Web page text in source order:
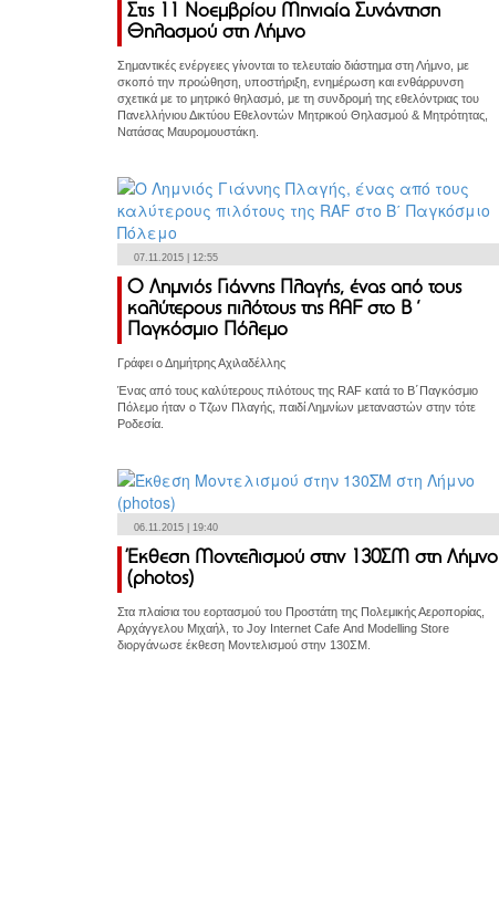
Στις 11 Νοεμβρίου Μηνιαία Συνάντηση
Θηλασμού στη Λήμνο
Σημαντικές ενέργειες γίνονται το τελευταίο διάστημα στη Λήμνο, με
σκοπό την προώθηση, υποστήριξη, ενημέρωση και ενθάρρυνση
σχετικά με το μητρικό θηλασμό, με τη συνδρομή της εθελόντριας του
Πανελλήνιου Δικτύου Εθελοντών Μητρικού Θηλασμού & Μητρότητας,
Νατάσας Μαυρομουστάκη.
07.11.2015 | 12:55
Ο Λημνιός Γιάννης Πλαγής, ένας από τους
καλύτερους πιλότους της RAF στο Β΄
Παγκόσμιο Πόλεμο
Γράφει ο Δημήτρης Αχιλαδέλλης
Ένας από τους καλύτερους πιλότους της RAF κατά το Β΄Παγκόσμιο
Πόλεμο ήταν ο Τζων Πλαγής, παιδί Λημνίων μεταναστών στην τότε
Ροδεσία.
06.11.2015 | 19:40
Έκθεση Μοντελισμού στην 130ΣΜ στη Λήμνο
(photos)
Στα πλαίσια του εορτασμού του Προστάτη της Πολεμικής Αεροπορίας,
Αρχάγγελου Μιχαήλ, το Joy Internet Cafe And Modelling Store
διοργάνωσε έκθεση Μοντελισμού στην 130ΣΜ.